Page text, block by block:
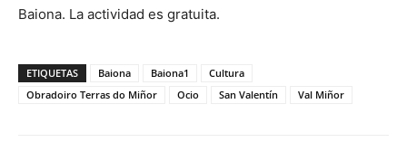
Baiona. La actividad es gratuita.
ETIQUETAS Baiona Baiona1
Cultura
Obradoiro Terras do Miñor
Ocio San Valentín Val Miñor